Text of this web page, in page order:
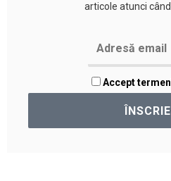
articole atunci
Accept